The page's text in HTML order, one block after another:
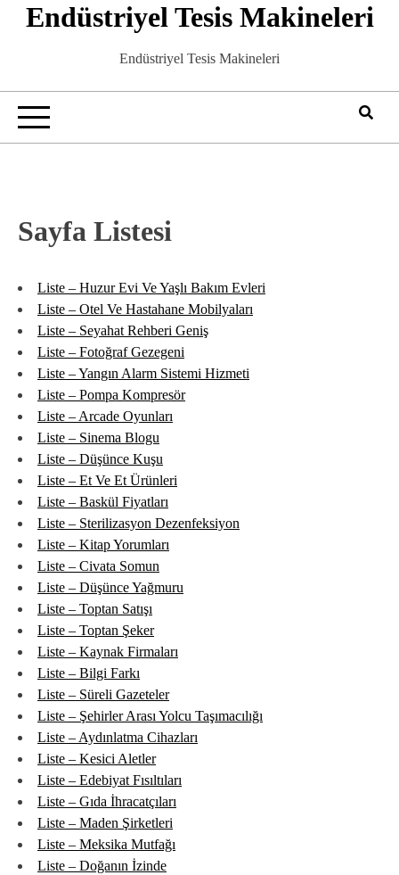
Endüstriyel Tesis Makineleri
Endüstriyel Tesis Makineleri
Sayfa Listesi
Liste – Huzur Evi Ve Yaşlı Bakım Evleri
Liste – Otel Ve Hastahane Mobilyaları
Liste – Seyahat Rehberi Geniş
Liste – Fotoğraf Gezegeni
Liste – Yangın Alarm Sistemi Hizmeti
Liste – Pompa Kompresör
Liste – Arcade Oyunları
Liste – Sinema Blogu
Liste – Düşünce Kuşu
Liste – Et Ve Et Ürünleri
Liste – Baskül Fiyatları
Liste – Sterilizasyon Dezenfeksiyon
Liste – Kitap Yorumları
Liste – Civata Somun
Liste – Düşünce Yağmuru
Liste – Toptan Satışı
Liste – Toptan Şeker
Liste – Kaynak Firmaları
Liste – Bilgi Farkı
Liste – Süreli Gazeteler
Liste – Şehirler Arası Yolcu Taşımacılığı
Liste – Aydınlatma Cihazları
Liste – Kesici Aletler
Liste – Edebiyat Fısıltıları
Liste – Gıda İhracatçıları
Liste – Maden Şirketleri
Liste – Meksika Mutfağı
Liste – Doğanın İzinde